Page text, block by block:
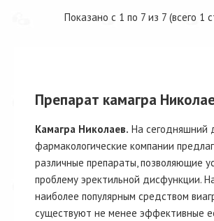
Показано с 1 по 7 из 7 (всего 1
Препарат камагра
Камагра Николаев. На сегодняшний
фармакологические компании
различные препараты, позволяющие
проблему эректильной дисфункции.
наиболее популярным средством
существуют не менее эффективные